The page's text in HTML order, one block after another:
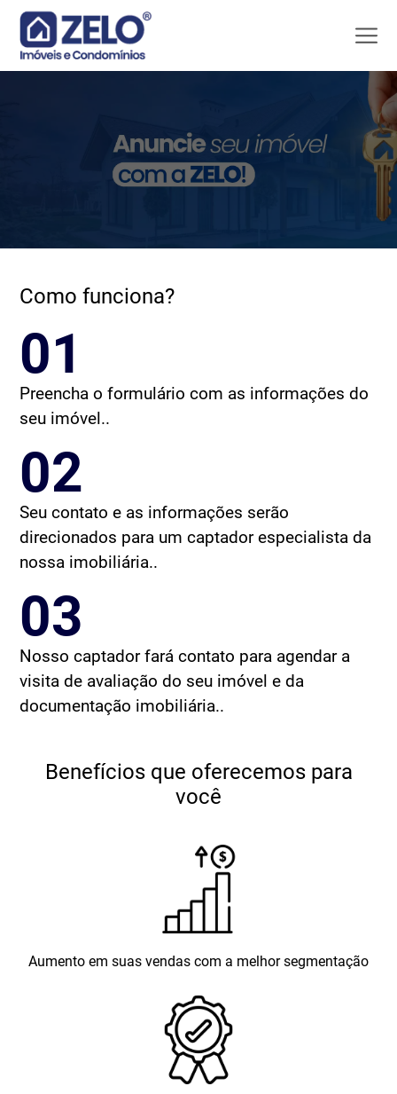
Como funciona?
01
Preencha o formulário com as informações do
seu imóvel..
02
Seu contato e as informações serão
direcionados para um captador especialista da
nossa imobiliária..
03
Nosso captador fará contato para agendar a
visita de avaliação do seu imóvel e da
documentação imobiliária..
Benefícios que oferecemos para
você
Aumento em suas vendas com a melhor segmentação